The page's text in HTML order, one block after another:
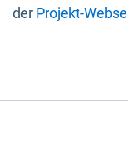
der Projekt-